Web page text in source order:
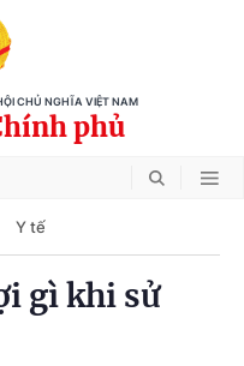
CHỦ NGHĨA VIỆT NAM
phủ
Y tế
gì khi sử